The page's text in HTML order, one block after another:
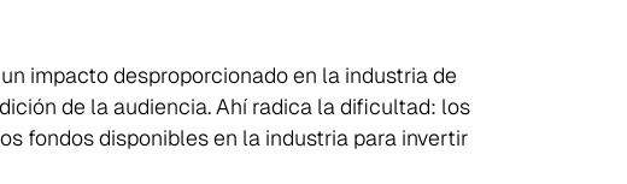
impacto desproporcionado en la industria de
de la audiencia. Ahí radica la dificultad: los
fondos disponibles en la industria para invertir